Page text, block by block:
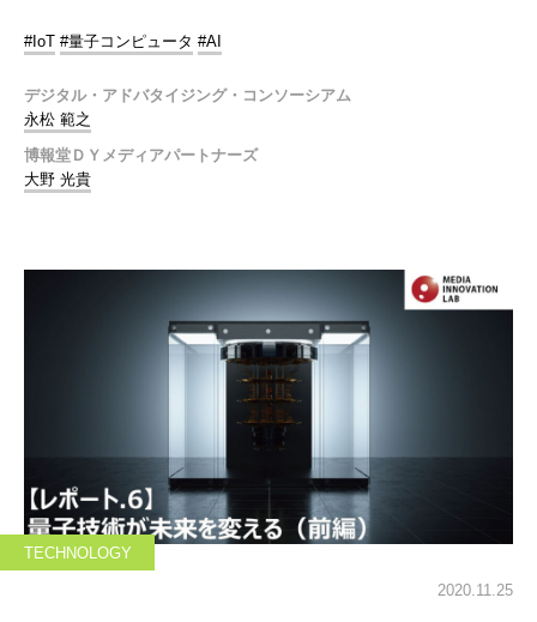
#IoT #量子コンピュータ #AI
デジタル・アドバタイジング・コンソーシアム
永松 範之
博報堂ＤＹメディアパートナーズ
大野 光貴
TECHNOLOGY
2020.11.25